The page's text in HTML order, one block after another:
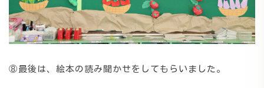
⑧最後は、絵本の読み聞かせをしてもらいました。